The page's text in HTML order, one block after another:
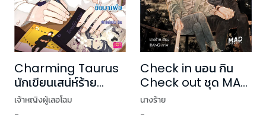
Charming Taurus
นักเขียนเสน่ห์ร้าย
ท้าทายหัวใจยัยมาเฟีย
ชุด Prince of
เจ้าหญิงผู้เลอโฉม
-
Check in นอน กิน
Check out ชุด MAD
OVERDOSE
นางร้าย
-